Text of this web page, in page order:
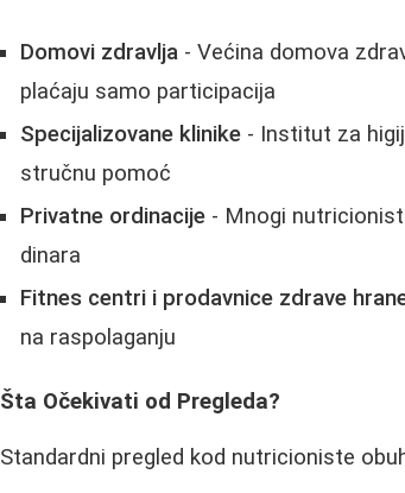
Domovi zdravlja - Većina domova
plaćaju samo participacija
Specijalizovane klinike - Institut za
stručnu pomoć
Privatne ordinacije - Mnogi
dinara
Fitnes centri i prodavnice zdrave
na raspolaganju
Šta Očekivati od Pregleda?
Standardni pregled kod nutricioniste